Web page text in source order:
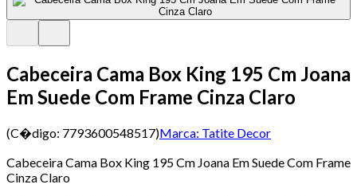
Cabeceira Cama Box King 195 Cm Joana
Em Suede Com Frame Cinza Claro
(C�digo: 7793600548517)Marca: Tatite Decor
Cabeceira Cama Box King 195 Cm Joana Em Suede Com Frame
Cinza Claro